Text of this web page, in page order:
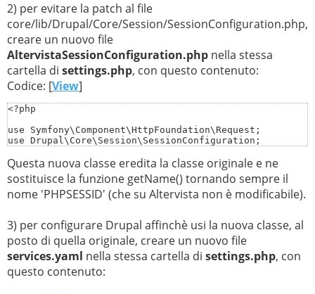
2) per evitare la patch al file
core/lib/Drupal/Core/Session/SessionConfiguration.php,
creare un nuovo file
AltervistaSessionConfiguration.php nella stessa
cartella di settings.php, con questo contenuto:
Codice: [View]
<?php
use Symfony\Component\HttpFoundation\Request;
use Drupal\Core\Session\SessionConfiguration;
class AltervistaSessionConfiguration extends
  /**
   * {@inheritdoc}
   */
  protected function getName(Request $request) {
  }
Questa nuova classe eredita la classe originale e ne
sostituisce la funzione getName() tornando sempre il
nome 'PHPSESSID' (che su Altervista non è modificabile).
3) per configurare Drupal affinchè usi la nuova classe, al
posto di quella originale, creare un nuovo file
services.yaml nella stessa cartella di settings.php, con
questo contenuto: